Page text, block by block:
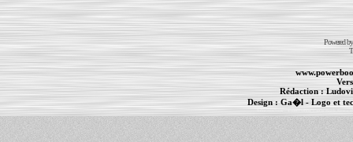
Powered
Rédaction :
Design : Ga�l- Logo et
Informations : PowerBook -